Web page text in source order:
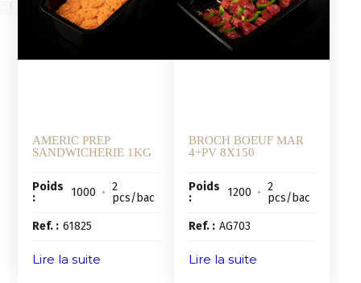
AMERIC PREP
SANDWICHERIE 1KG
Poids
:
1000 • 2
pcs/bac
Ref. : 61825
Lire la suite
BROCH BOEUF MAR
4+PV 8X150
Poids
:
1200 • 2
pcs/bac
Ref. : AG703
Lire la suite